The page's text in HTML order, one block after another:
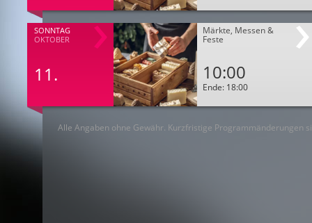
SONNTAG
OKTOBER
11.
Märkte, Messen &
Feste
10:00
Ende: 18:00
Alle Angaben ohne Gewähr. Kurzfristige Programmänderungen